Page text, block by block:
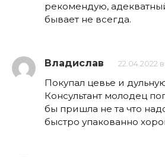
рекомендую,
бывает не всегда.
Владислав 22.04.2022
Покупал цевье и
Консультант молодец
бы пришла не та что
быстро упакованно